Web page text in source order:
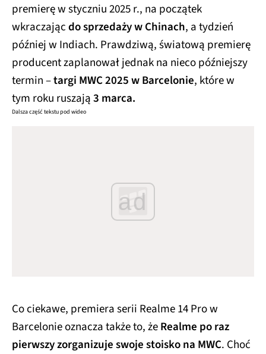
premierę w styczniu 2025 r., na początek
wkraczającdo sprzedaży w Chinach, a tydzień
później w Indiach. Prawdziwą, światową premierę
producent zaplanował jednak na nieco późniejszy
termin –targi MWC 2025 w Barcelonie, które w
tym roku ruszają3 marca.
Dalsza część tekstu pod wideo
ad
Co ciekawe, premiera serii Realme 14 Pro w
Barcelonie oznacza także to, żeRealme po raz
pierwszy zorganizuje swoje stoisko na MWC. Choć